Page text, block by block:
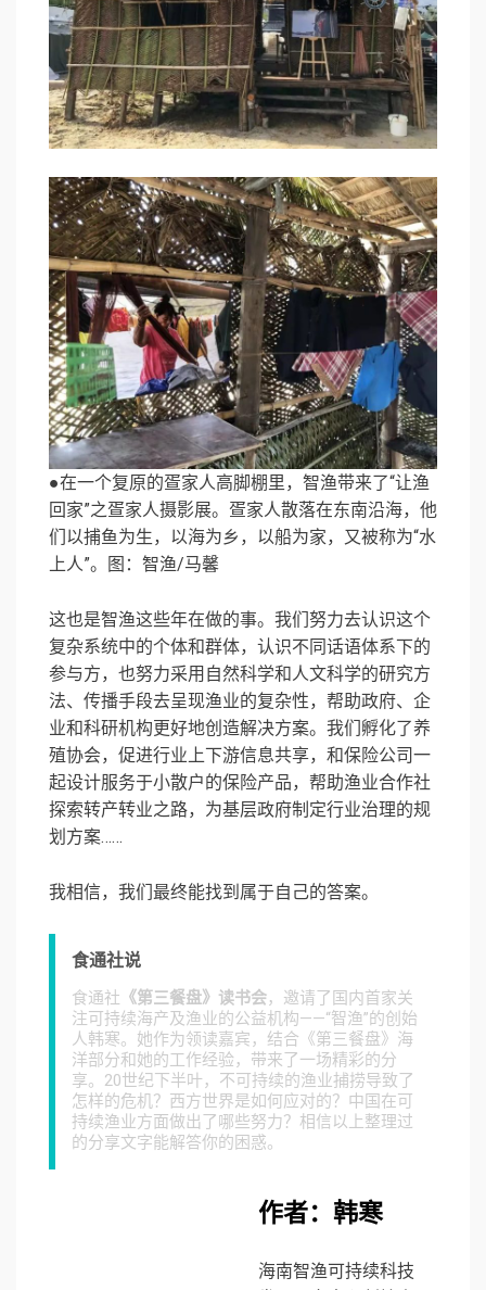
●在一个复原的疍家人高脚棚里，智渔带来了“让渔
回家”之疍家人摄影展。疍家人散落在东南沿海，他
们以捕鱼为生，以海为乡，以船为家，又被称为“水
上人”。图：智渔/马馨
这也是智渔这些年在做的事。我们努力去认识这个
复杂系统中的个体和群体，认识不同话语体系下的
参与方，也努力采用自然科学和人文科学的研究方
法、传播手段去呈现渔业的复杂性，帮助政府、企
业和科研机构更好地创造解决方案。我们孵化了养
殖协会，促进行业上下游信息共享，和保险公司一
起设计服务于小散户的保险产品，帮助渔业合作社
探索转产转业之路，为基层政府制定行业治理的规
划方案……
我相信，我们最终能找到属于自己的答案。
食通社说
食通社 《第三餐盘》读书会，邀请了国内首家关
注可持续海产及渔业的公益机构——“智渔”的创始
人韩寒。她作为领读嘉宾，结合《第三餐盘》海
洋部分和她的工作经验，带来了一场精彩的分
享。20世纪下半叶，不可持续的渔业捕捞导致了
怎样的危机？西方世界是如何应对的？中国在可
持续渔业方面做出了哪些努力？相信以上整理过
的分享文字能解答你的困惑。
作者：韩寒
海南智渔可持续科技